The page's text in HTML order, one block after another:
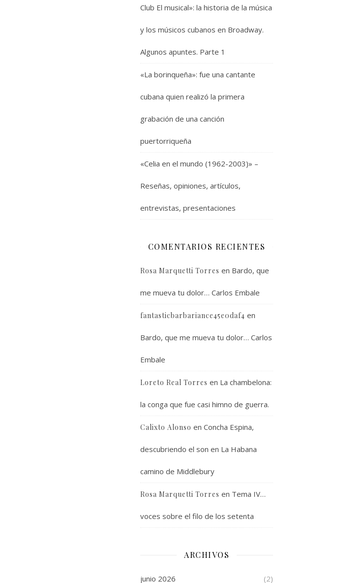
Club El musical»: la historia de la música
y los músicos cubanos en Broadway.
Algunos apuntes. Parte 1
«La borinqueña»: fue una cantante
cubana quien realizó la primera
grabación de una canción
puertorriqueña
«Celia en el mundo (1962-2003)» –
Reseñas, opiniones, artículos,
entrevistas, presentaciones
COMENTARIOS RECIENTES
Rosa Marquetti Torres en Bardo, que
me mueva tu dolor… Carlos Embale
fantasticbarbariance45e0daf4 en
Bardo, que me mueva tu dolor… Carlos
Embale
Loreto Real Torres en La chambelona:
la conga que fue casi himno de guerra.
Calixto Alonso en Concha Espina,
descubriendo el son en La Habana
camino de Middlebury
Rosa Marquetti Torres en Tema IV…
voces sobre el filo de los setenta
ARCHIVOS
junio 2026 (2)